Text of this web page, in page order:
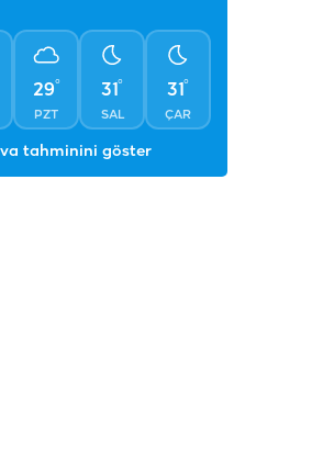
29°
PZT
31°
SAL
31°
ÇAR
tahminini göster